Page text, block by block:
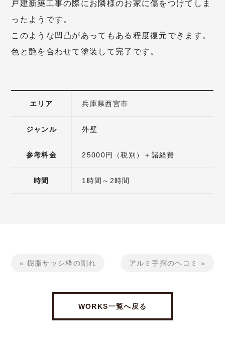
戸建新築工事の際にお隣様のお家に傷をつけてしま
ったようです。
このような凹凸があってもある程度復元できます。
色と艶を合わせて塗装して完了です。
エリア 兵庫県西宮市
ジャンル 外壁
参考料金 25000円（税別）＋諸経費
時間 1時間～2時間
« 樹脂サッシ枠の割れ アルミ手摺のヘコミ »
WORKS一覧へ戻る